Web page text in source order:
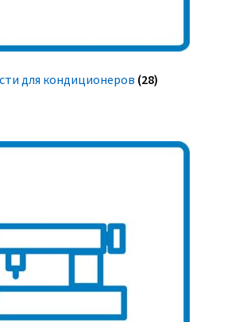
для кондиционеров (28)